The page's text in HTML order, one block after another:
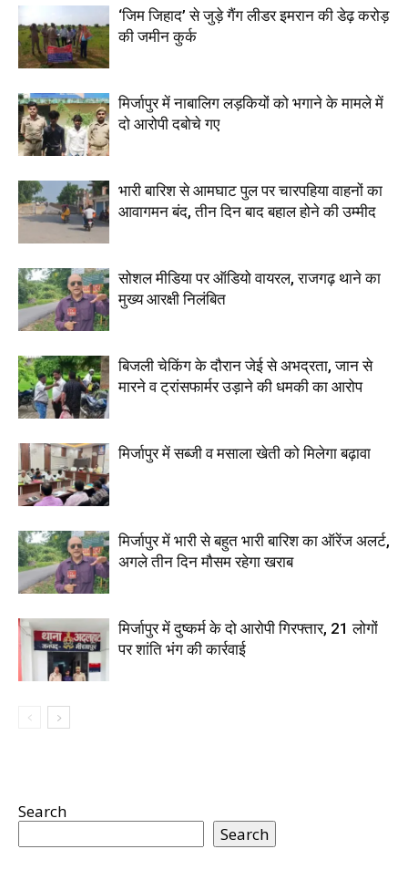
‘जिम जिहाद’ से जुड़े गैंग लीडर इमरान की डेढ़ करोड़
की जमीन कुर्क
मिर्जापुर में नाबालिग लड़कियों को भगाने के मामले में
दो आरोपी दबोचे गए
भारी बारिश से आमघाट पुल पर चारपहिया वाहनों का
आवागमन बंद, तीन दिन बाद बहाल होने की उम्मीद
सोशल मीडिया पर ऑडियो वायरल, राजगढ़ थाने का
मुख्य आरक्षी निलंबित
बिजली चेकिंग के दौरान जेई से अभद्रता, जान से
मारने व ट्रांसफार्मर उड़ाने की धमकी का आरोप
मिर्जापुर में सब्जी व मसाला खेती को मिलेगा बढ़ावा
मिर्जापुर में भारी से बहुत भारी बारिश का ऑरेंज अलर्ट,
अगले तीन दिन मौसम रहेगा खराब
मिर्जापुर में दुष्कर्म के दो आरोपी गिरफ्तार, 21 लोगों
पर शांति भंग की कार्रवाई
Search
Search